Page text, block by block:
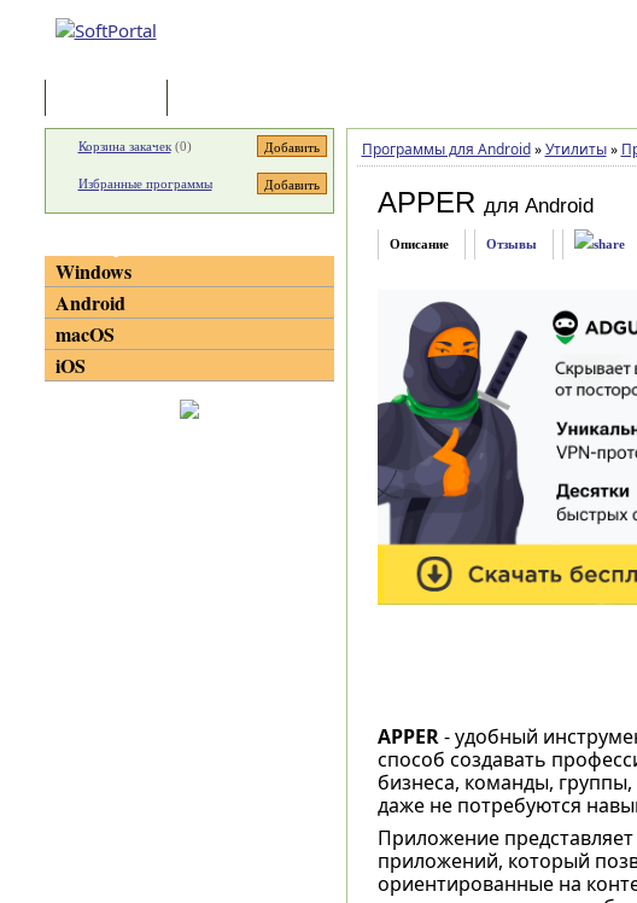
Программы для Android » Утилиты »
APPER для Android
Описание Отзывы
APPER- удобный
способ создавать
бизнеса, команды,
даже не потребуются
Приложение
приложений, который
ориентированные на
Корзина закачек(0)
Избранные программы
Windows
Android
macOS
iOS